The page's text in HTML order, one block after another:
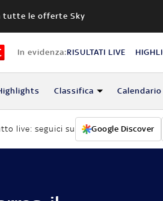
tutte le offerte Sky
In evidenza:RISULTATI LIVE
Classifica Calendario
live: seguici su Google Discover